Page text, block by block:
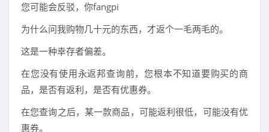
您可能会反驳，你fangpi
为什么问我购物几十元的东西，才返个一毛两毛的。
这是一种幸存者偏差。
在您没有使用永返邦查询前，您根本不知道要购买的商
品，是否有返利，是否有优惠券。
在您查询之后，某一款商品，可能返利很低，可能没有优
惠券。